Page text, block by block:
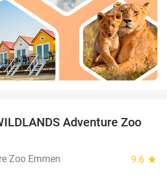
24%
Adventure Zoo
Zoo Emmen 9.6 star